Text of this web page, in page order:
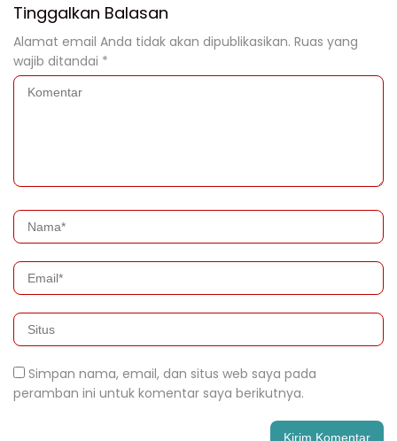
Tinggalkan Balasan
Alamat email Anda tidak akan dipublikasikan. Ruas yang
wajib ditandai *
Simpan nama, email, dan situs web saya pada
peramban ini untuk komentar saya berikutnya.